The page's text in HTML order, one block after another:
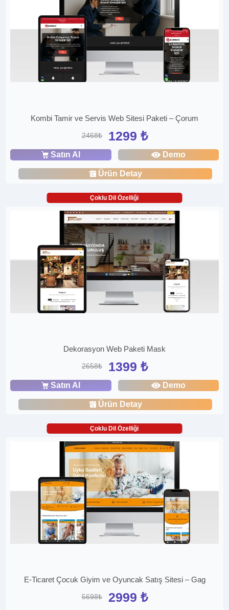
Kombi Tamir ve Servis Web Sitesi Paketi – Çorum
2468₺ 1299 ₺
Satın Al Demo
Ürün Detay
Çoklu Dil Özelliği
Dekorasyon Web Paketi Mask
2658₺ 1399 ₺
Satın Al Demo
Ürün Detay
Çoklu Dil Özelliği
E-Ticaret Çocuk Giyim ve Oyuncak Satış Sitesi – Gag
5698₺ 2999 ₺